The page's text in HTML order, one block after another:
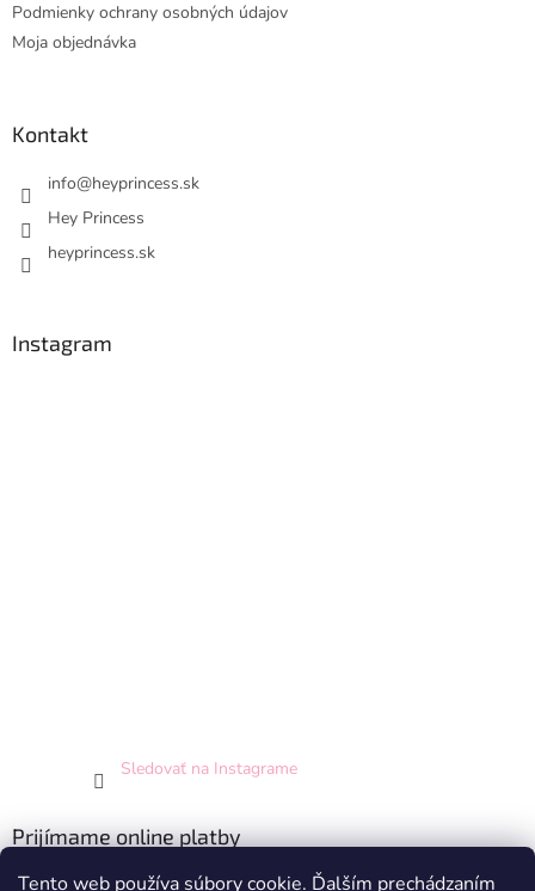
Tento web používa súbory cookie. Ďalším prechádzaním
Podmienky ochrany osobných údajov
Moja objednávka
Kontakt
info@heyprincess.sk
Hey Princess
heyprincess.sk
Instagram
Sledovať na Instagrame
Prijímame online platby